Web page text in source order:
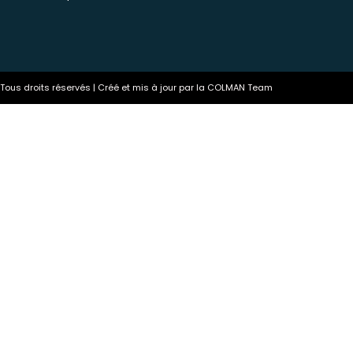
droits réservés | Créé et mis à jour par la COLMAN Team